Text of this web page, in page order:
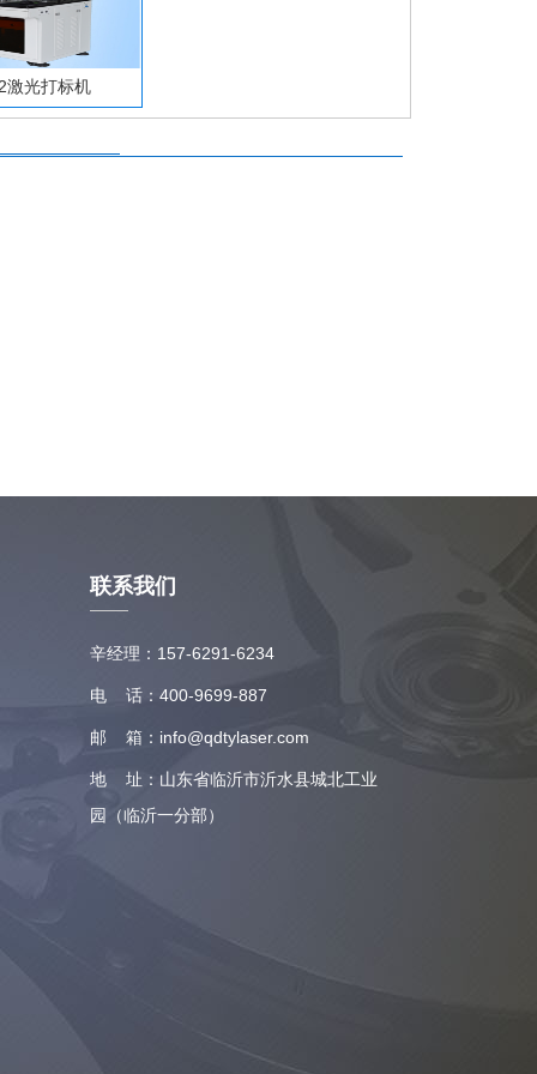
激光打标机
联系我们
辛经理：157-6291-6234
电 话：400-9699-887
邮 箱：info@qdtylaser.com
地 址：山东省临沂市沂水县城北工业
园（临沂一分部）